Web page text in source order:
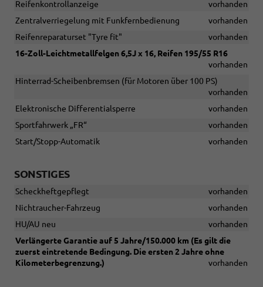
Reifenkontrollanzeige
vorhanden
Zentralverriegelung mit Funkfernbedienung
vorhanden
Reifenreparaturset "Tyre fit"
vorhanden
16-Zoll-Leichtmetallfelgen 6,5J x 16, Reifen 195/55 R16
vorhanden
Hinterrad-Scheibenbremsen (für Motoren über 100 PS)
vorhanden
Elektronische Differentialsperre
vorhanden
Sportfahrwerk „FR“
vorhanden
Start/Stopp-Automatik
vorhanden
SONSTIGES
Scheckheftgepflegt
vorhanden
Nichtraucher-Fahrzeug
vorhanden
HU/AU neu
vorhanden
Verlängerte Garantie auf 5 Jahre/150.000 km (Es gilt die
zuerst eintretende Bedingung. Die ersten 2 Jahre ohne
Kilometerbegrenzung.)
vorhanden